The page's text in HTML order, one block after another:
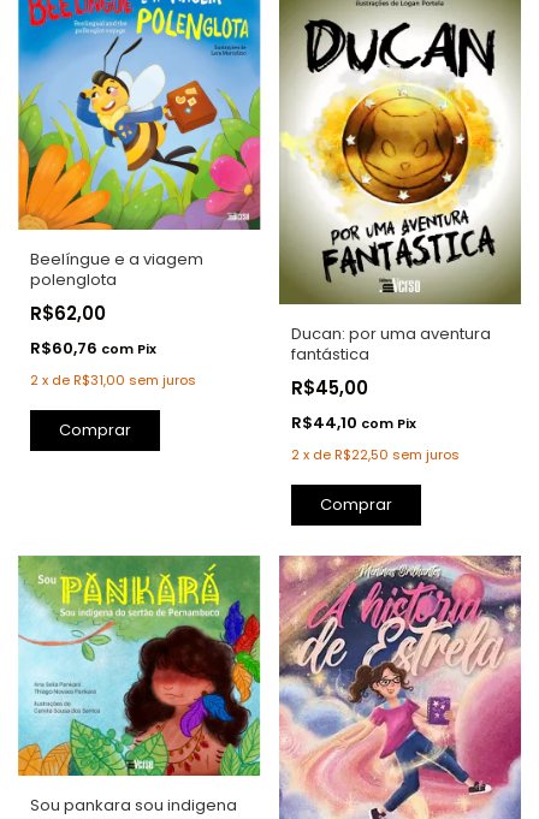
Beelíngue e a viagem
polenglota
R$62,00
R$60,76 com Pix
2x deR$31,00 sem juros
Comprar
Ducan: por uma aventura
fantástica
R$45,00
R$44,10 com Pix
2 x deR$22,50 sem juros
Comprar
Sou pankara sou indigena